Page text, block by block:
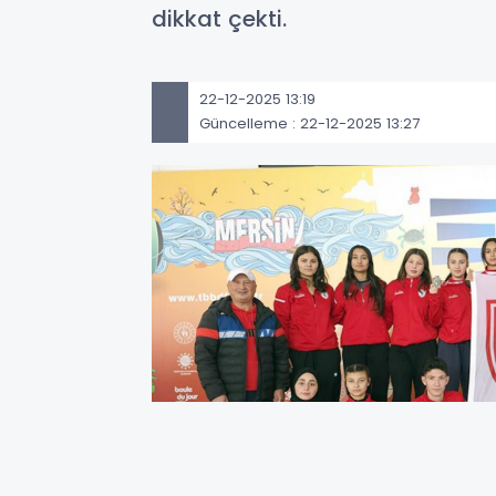
dikkat çekti.
22-12-2025 13:19
Güncelleme : 22-12-2025 13:27